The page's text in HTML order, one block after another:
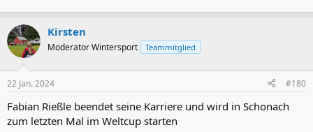
Kirsten
Moderator Wintersport Teammitglied
22 Jan. 2024 #180
Fabian Rießle beendet seine Karriere und wird in Schonach
zum letzten Mal im Weltcup starten